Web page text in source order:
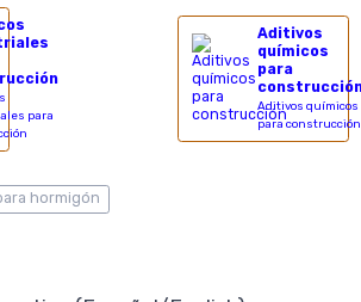
para
Aditivos
químicos
para
Aditivos químicos
para construcción
hormigón